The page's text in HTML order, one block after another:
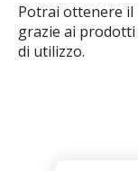
Potrai ottenere il
grazie ai
di utilizzo.